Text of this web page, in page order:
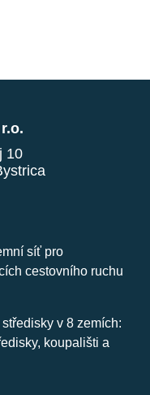
10
síť pro
cestovního ruchu
v 8 zemích:
koupališti a